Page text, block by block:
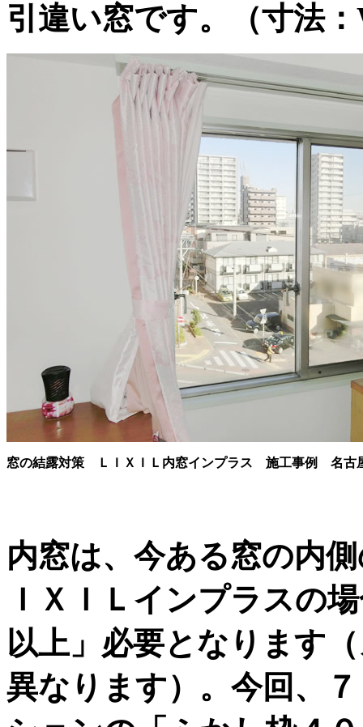
引違い窓です。（寸法
窓の結露対策 ＬＩＸＩＬ内窓インプラス 施工事例 名古
内窓は、今ある窓の内
ＩＸＩＬインプラスの
以上」必要となります
異なります）。今回、